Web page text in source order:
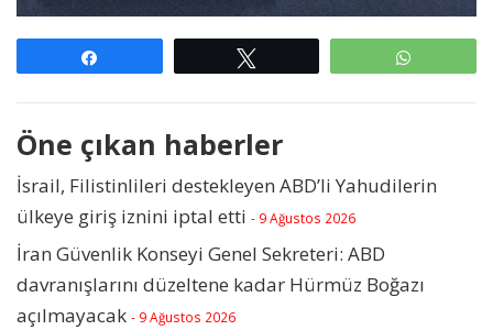
Öne çıkan haberler
İsrail, Filistinlileri destekleyen ABD’li Yahudilerin
ülkeye giriş iznini iptal etti - 9 Ağustos 2026
İran Güvenlik Konseyi Genel Sekreteri: ABD
davranışlarını düzeltene kadar Hürmüz Boğazı
açılmayacak - 9 Ağustos 2026